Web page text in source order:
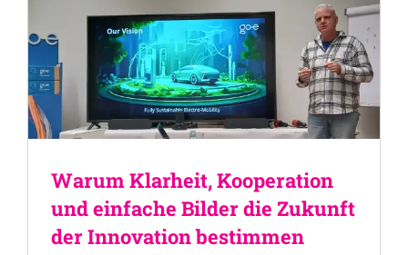
Warum Klarheit, Kooperation
und einfache Bilder die Zukunft
der Innovation bestimmen